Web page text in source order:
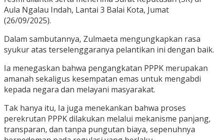
Aula Ngalau Indah, Lantai 3 Balai Kota, Jumat
(26/09/2025).
Dalam sambutannya, Zulmaeta mengungkapkan rasa
syukur atas terselenggaranya pelantikan ini dengan baik.
Ia menegaskan bahwa pengangkatan PPPK merupakan
amanah sekaligus kesempatan emas untuk mengabdi
kepada negara dan melayani masyarakat.
Tak hanya itu, Ia juga menekankan bahwa proses
perekrutan PPPK dilakukan melalui mekanisme panjang,
transparan, dan tanpa pungutan biaya, sepenuhnya